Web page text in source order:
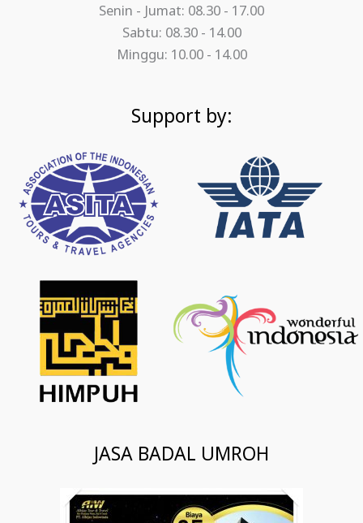
Senin - Jumat: 08.30 - 17.00
Sabtu: 08.30 - 14.00
Minggu: 10.00 - 14.00
Support by:
JASA BADAL UMROH